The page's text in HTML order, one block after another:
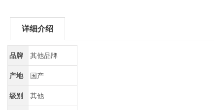
详细介绍
品牌 其他品牌
产地 国产
级别 其他